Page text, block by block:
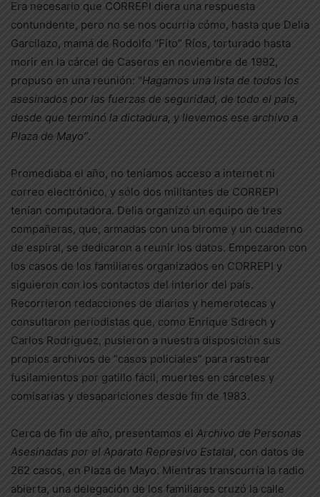
Era necesario que CORREPI diera una respuesta
contundente, pero no se nos ocurría cómo, hasta que Delia
Garcilazo, mamá de Rodolfo “Fito” Ríos, torturado hasta
morir en la cárcel de Caseros en noviembre de 1992,
propuso en una reunión: “Hagamos una lista de todos los
asesinados por las fuerzas de seguridad, de todo el país,
desde que terminó la dictadura, y llevemos ese archivo a
Plaza de Mayo”.
Promediaba el año, no teníamos acceso a internet ni
correo electrónico, y sólo dos militantes de CORREPI
tenían computadora. Delia organizó un equipo de tres
compañeras, que, armadas con una birome y un cuaderno
de espiral, se dedicaron a reunir los datos. Empezaron con
los casos de los familiares organizados en CORREPI y
siguieron con los contactos del interior del país.
Recorrieron redacciones de diarios y hemerotecas y
consultaron periodistas que, como Enrique Sdrech y
Carlos Rodríguez, pusieron a nuestra disposición sus
propios archivos de “casos policiales” para rastrear
fusilamientos por gatillo fácil, muertes en cárceles y
comisarías y desapariciones desde fin de 1983.
Cerca de fin de año, presentamos el Archivo de Personas
Asesinadas por el Aparato Represivo Estatal, con datos de
262 casos, en Plaza de Mayo. Mientras transcurría la radio
abierta, una delegación de los familiares cruzó la calle